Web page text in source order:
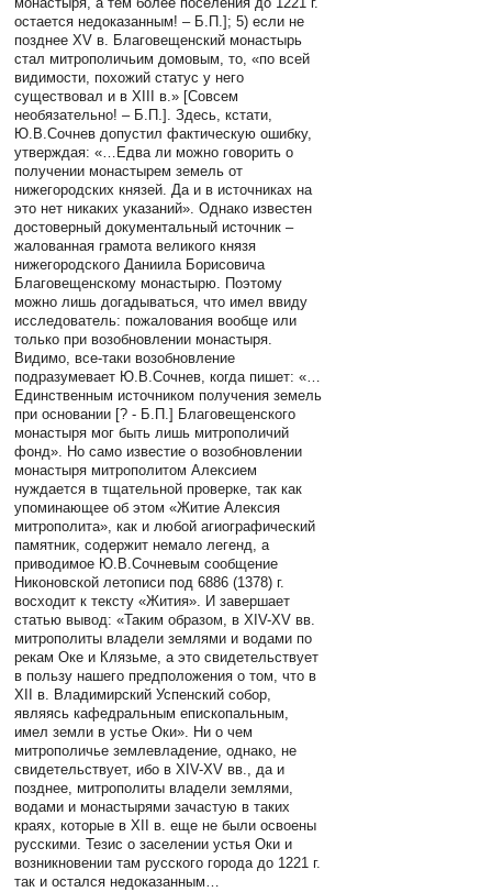
остается недоказанным! – Б.П.]; 5) если не
позднее XV в. Благовещенский монастырь
стал митрополичьим домовым, то, «по всей
видимости, похожий статус у него
существовал и в XIII в.» [Совсем
необязательно! – Б.П.]. Здесь, кстати,
Ю.В.Сочнев допустил фактическую ошибку,
утверждая: «…Едва ли можно говорить о
получении монастырем земель от
нижегородских князей. Да и в источниках на
это нет никаких указаний». Однако известен
достоверный документальный источник –
жалованная грамота великого князя
нижегородского Даниила Борисовича
Благовещенскому монастырю. Поэтому
можно лишь догадываться, что имел ввиду
исследователь: пожалования вообще или
только при возобновлении монастыря.
Видимо, все-таки возобновление
подразумевает Ю.В.Сочнев, когда пишет: «…
Единственным источником получения земель
при основании [? - Б.П.] Благовещенского
монастыря мог быть лишь митрополичий
фонд». Но само известие о возобновлении
монастыря митрополитом Алексием
нуждается в тщательной проверке, так как
упоминающее об этом «Житие Алексия
митрополита», как и любой агиографический
памятник, содержит немало легенд, а
приводимое Ю.В.Сочневым сообщение
Никоновской летописи под 6886 (1378) г.
восходит к тексту «Жития». И завершает
статью вывод: «Таким образом, в XIV-XV вв.
митрополиты владели землями и водами по
рекам Оке и Клязьме, а это свидетельствует
в пользу нашего предположения о том, что в
XII в. Владимирский Успенский собор,
являясь кафедральным епископальным,
имел земли в устье Оки». Ни о чем
митрополичье землевладение, однако, не
свидетельствует, ибо в XIV-XV вв., да и
позднее, митрополиты владели землями,
водами и монастырями зачастую в таких
краях, которые в XII в. еще не были освоены
русскими. Тезис о заселении устья Оки и
возникновении там русского города до 1221 г.
так и остался недоказанным…